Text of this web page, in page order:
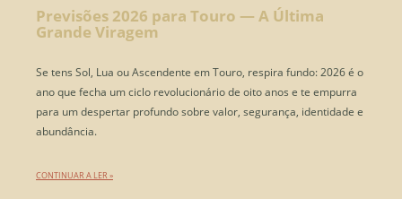
Previsões 2026 para Touro — A Última
Grande Viragem
Se tens Sol, Lua ou Ascendente em Touro, respira fundo: 2026 é o
ano que fecha um ciclo revolucionário de oito anos e te empurra
para um despertar profundo sobre valor, segurança, identidade e
abundância.
CONTINUAR A LER »